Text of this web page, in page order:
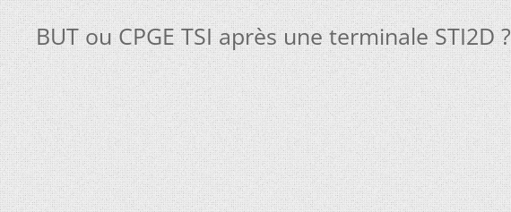
BUT ou CPGE TSI après une terminale STI2D ?